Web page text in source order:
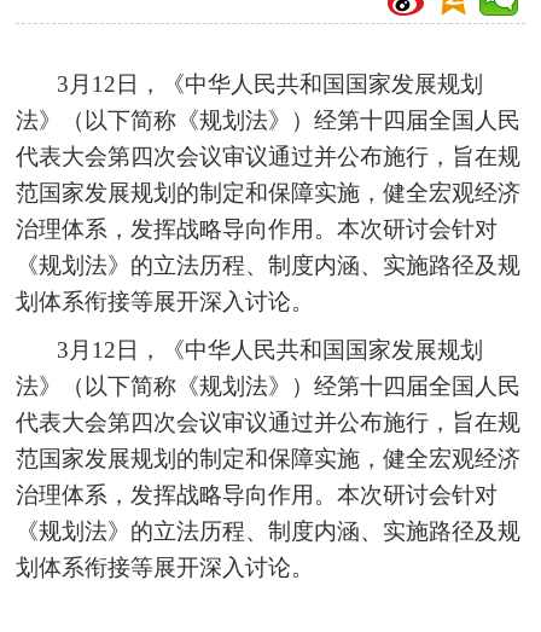
3月12日，《中华人民共和国国家发展规划
法》（以下简称《规划法》）经第十四届全国人民
代表大会第四次会议审议通过并公布施行，旨在规
范国家发展规划的制定和保障实施，健全宏观经济
治理体系，发挥战略导向作用。本次研讨会针对
《规划法》的立法历程、制度内涵、实施路径及规
划体系衔接等展开深入讨论。
3月12日，《中华人民共和国国家发展规划
法》（以下简称《规划法》）经第十四届全国人民
代表大会第四次会议审议通过并公布施行，旨在规
范国家发展规划的制定和保障实施，健全宏观经济
治理体系，发挥战略导向作用。本次研讨会针对
《规划法》的立法历程、制度内涵、实施路径及规
划体系衔接等展开深入讨论。